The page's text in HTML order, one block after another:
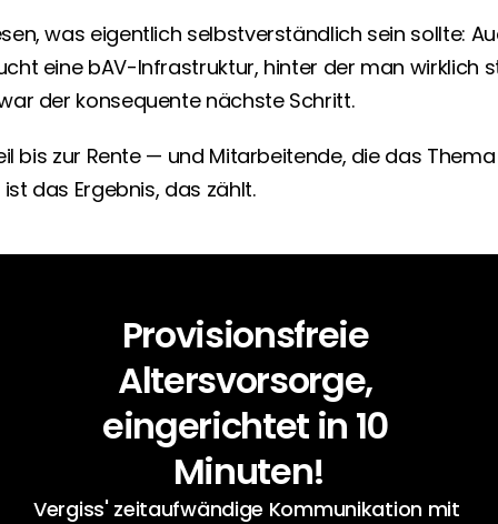
was eigentlich selbstverständlich sein sollte:
eine bAV-Infrastruktur, hinter der man wirklich
der konsequente nächste Schritt.
bis zur Rente — und Mitarbeitende, die das
das Ergebnis, das zählt.
Provisionsfreie
Altersvorsorge,
eingerichtet in 10
Minuten!
Vergiss' zeitaufwändige Kommunikation mit